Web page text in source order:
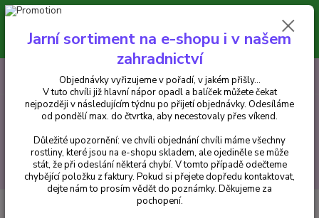
Minimální hodnota pro odeslání z e-shopu je 300 Kč.
V tuto chvíli již hlavní nápor objednávek opadl a balíček můžete čekat
nejpozději v následujícím týdnu po přijetí objednávky. Objednávky
vyřizujeme v pořadí, v jakém přišly...
Menu
CZK
Hledat
+420 602 223 614
Pelargónie Fireworks White - 1256
Jarní sortiment na e-shopu i v našem
zahradnictví
Objednávky vyřizujeme v pořadí, v jakém přišly...
V tuto chvíli již hlavní nápor opadl a balíček můžete čekat
nejpozději v následujícím týdnu po přijetí objednávky. Odesíláme
od pondělí max. do čtvrtka, aby necestovaly přes víkend.
Důležité upozornění: ve chvíli objednání chvíli máme všechny
rostliny, které jsou na e-shopu skladem, ale ojediněle se může
stát, že při odeslání některá chybí. V tomto případě odečteme
chybějící položku z faktury. Pokud si přejete dopředu kontaktovat,
dejte nám to prosím vědět do poznámky. Děkujeme za
pochopení.